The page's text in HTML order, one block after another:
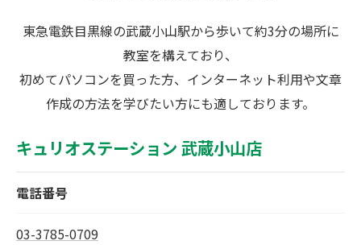
東急電鉄目黒線の武蔵小山駅から歩いて約3分の場所に
教室を構えており、
初めてパソコンを買った方、インターネット利用や文章
作成の方法を学びたい方にも適しております。
キュリオステーション 武蔵小山店
電話番号
03-3785-0709